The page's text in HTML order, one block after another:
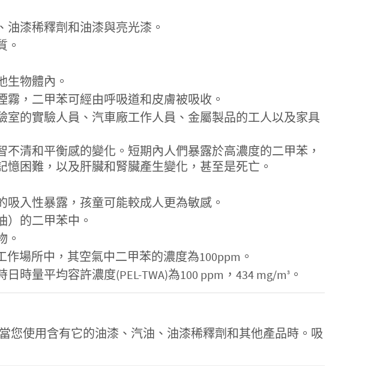
漆稀釋劑和油漆與亮光漆。
。
生物體內。
，二甲苯可經由呼吸道和皮膚被吸收。
的實驗人員、汽車廠工作人員、金屬製品的工人以及家具
清和平衡感的變化。短期內人們暴露於高濃度的二甲苯，
困難，以及肝臟和腎臟產生變化，甚至是死亡。
入性暴露，孩童可能較成人更為敏感。
的二甲苯中。
。
作場所中，其空氣中二甲苯的濃度為100ppm。
時量平均容許濃度(PEL-TWA)為100 ppm，434 mg/m3 。
您使用含有它的油漆、汽油、油漆稀釋劑和其他產品時。吸